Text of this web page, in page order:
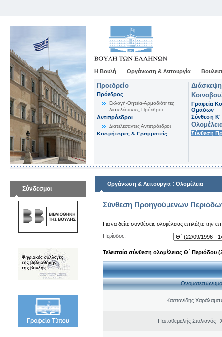
Η Βουλή Οργάνωση & Λειτουργία
Προεδρείο
Πρόεδρος
Εκλογή-Θητεία-Αρμοδιότητες
Διατελέσαντες Πρόεδροι
Αντιπρόεδροι
Διατελέσαντες Αντιπρόεδροι
Κοσμήτορες & Γραμματείς
Γραφεία
Ομάδων
Σύνθεση K'
Σύνθεση
Σύνδεσμοι
Οργάνωση & Λειτουργία : Ολομέλεια
Σύνθεση Προηγούμενων
Για να δείτε συνθέσεις ολομέλειας επιλέξτε την
Περίοδος:
Τελευταία σύνθεση ολομέλειας Θ΄ Περιόδου
Ονοματεπώνυμο
Καστανίδης
Παπαθεμελής Στυλιανός -